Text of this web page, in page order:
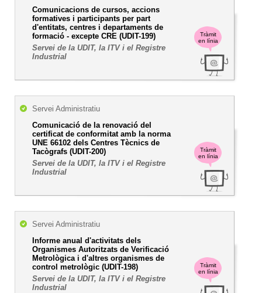
Tràmit
en línia
Comunicacions de cursos, accions
formatives i participants per part
d'entitats, centres i departaments de
formació - excepte CRE (UDIT-199)
Servei de la UDIT, la ITV i el Registre
Industrial
Tràmit
en línia
Servei Administratiu
Comunicació de la renovació del
certificat de conformitat amb la norma
UNE 66102 dels Centres Tècnics de
Tacògrafs (UDIT-200)
Servei de la UDIT, la ITV i el Registre
Industrial
Tràmit
en línia
Servei Administratiu
Informe anual d'activitats dels
Organismes Autoritzats de Verificació
Metrològica i d'altres organismes de
control metrològic (UDIT-198)
Servei de la UDIT, la ITV i el Registre
Industrial